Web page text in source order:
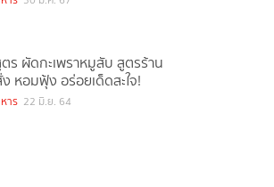
ร ผัดกะเพราหมูสับ สูตรร้าน
หอมฟุ้ง อร่อยเด็ดสะใจ!
าร 22 มิ.ย. 64